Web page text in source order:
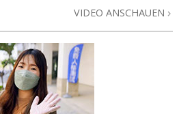
VIDEO ANSCHAUEN